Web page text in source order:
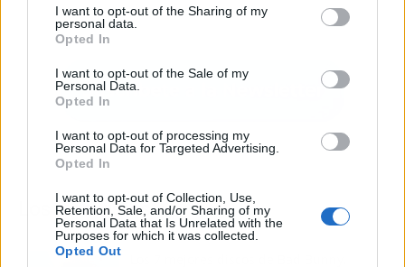
I want to opt-out of the Sharing of my
personal data.
Opted In
I want to opt-out of the Sale of my
Personal Data.
Opted In
I want to opt-out of processing my
Personal Data for Targeted Advertising.
Opted In
I want to opt-out of Collection, Use,
Retention, Sale, and/or Sharing of my
Personal Data that Is Unrelated with the
Purposes for which it was collected.
Opted Out
Los más vistos